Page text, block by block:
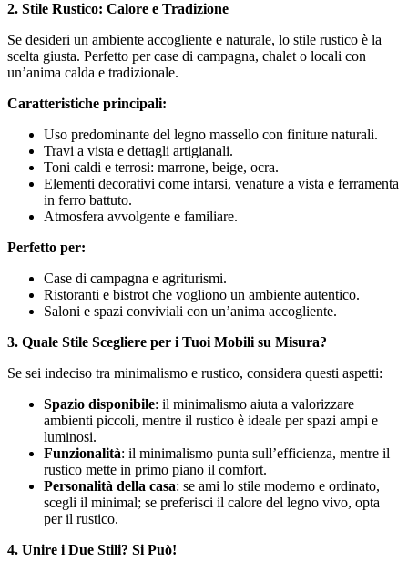
2. Stile Rustico: Calore e Tradizione
Se desideri un ambiente accogliente e naturale, lo stile rustico è la
scelta giusta. Perfetto per case di campagna, chalet o locali con
un’anima calda e tradizionale.
Caratteristiche principali:
Uso predominante del legno massello con finiture naturali.
Travi a vista e dettagli artigianali.
Toni caldi e terrosi: marrone, beige, ocra.
Elementi decorativi come intarsi, venature a vista e ferramenta
in ferro battuto.
Atmosfera avvolgente e familiare.
Perfetto per:
Case di campagna e agriturismi.
Ristoranti e bistrot che vogliono un ambiente autentico.
Saloni e spazi conviviali con un’anima accogliente.
3. Quale Stile Scegliere per i Tuoi Mobili su Misura?
Se sei indeciso tra minimalismo e rustico, considera questi aspetti:
Spazio disponibile: il minimalismo aiuta a valorizzare
ambienti piccoli, mentre il rustico è ideale per spazi ampi e
luminosi.
Funzionalità: il minimalismo punta sull’efficienza, mentre il
rustico mette in primo piano il comfort.
Personalità della casa: se ami lo stile moderno e ordinato,
scegli il minimal; se preferisci il calore del legno vivo, opta
per il rustico.
4. Unire i Due Stili? Si Può!